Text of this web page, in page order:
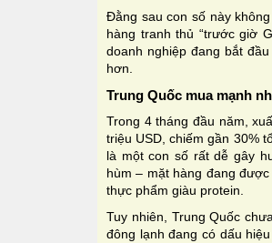
Đằng sau con số này
hàng tranh thủ “trước giờ
doanh nghiệp đang bắt
hơn.
Trung Quốc mua mạnh
Trong 4 tháng đầu năm,
triệu USD, chiếm gần 30%
là một con số rất dễ gây
hùm – mặt hàng đang
thực phẩm giàu protein.
Tuy nhiên, Trung Quốc
đông lạnh đang có dấu